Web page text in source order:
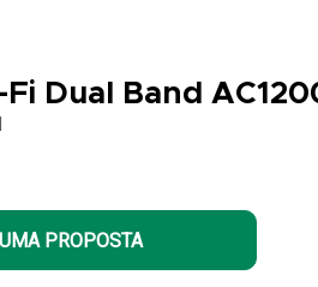
Dual Band
PROPOSTA